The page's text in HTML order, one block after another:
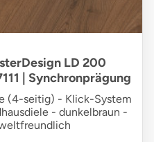
LD 200
| Synchronprägung
(4-seitig) - Klick-System
- dunkelbraun -